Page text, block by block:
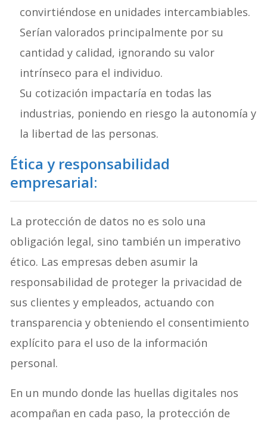
convirtiéndose en unidades intercambiables.
Serían valorados principalmente por su
cantidad y calidad, ignorando su valor
intrínseco para el individuo.
Su cotización impactaría en todas las
industrias, poniendo en riesgo la autonomía y
la libertad de las personas.
Ética y responsabilidad
empresarial:
La protección de datos no es solo una
obligación legal, sino también un imperativo
ético. Las empresas deben asumir la
responsabilidad de proteger la privacidad de
sus clientes y empleados, actuando con
transparencia y obteniendo el consentimiento
explícito para el uso de la información
personal.
En un mundo donde las huellas digitales nos
acompañan en cada paso, la protección de